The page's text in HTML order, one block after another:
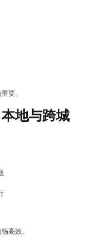
要。
地与跨城
高效。